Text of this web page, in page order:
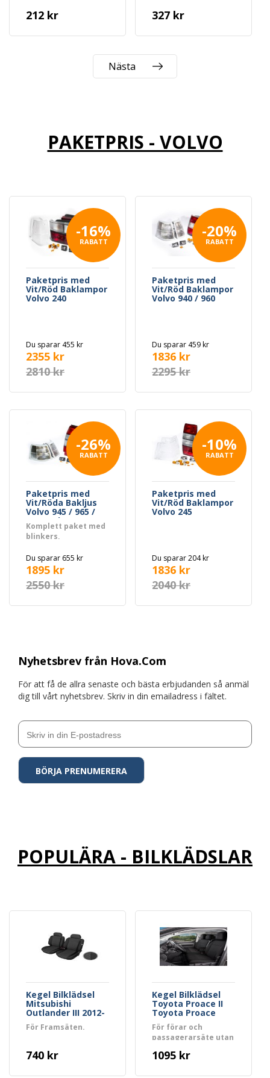
212 kr 327 kr
Nästa
PAKETPRIS - VOLVO
-16%
RABATT
Paketpris med
Vit/Röd Baklampor
Volvo 240
Du sparar 455 kr
2355 kr
2810 kr
-20%
RABATT
Paketpris med
Vit/Röd Baklampor
Volvo 940 / 960
Du sparar 459 kr
1836 kr
2295 kr
-26%
RABATT
Paketpris med
Vit/Röda Bakljus
Volvo 945 / 965 /
745 Turbo 90-92
Komplett paket med
blinkers,
bakljus
Du sparar 655 kr
1895 kr
2550 kr
-10%
RABATT
Paketpris med
Vit/Röd Baklampor
Volvo 245
Du sparar 204 kr
1836 kr
2040 kr
Nyhetsbrev från Hova.Com
För att få de allra senaste och bästa erbjudanden så anmäl
dig till vårt nyhetsbrev. Skriv in din emailadress i fältet.
POPULÄRA - BILKLÄDSLAR
Kegel Bilklädsel
Mitsubishi
Outlander III 2012-
2015
För Framsäten.
740 kr
Kegel Bilklädsel
Toyota Proace II
Toyota Proace
Verso II 2016->
För förar och
passagerarsäte utan
1095 kr